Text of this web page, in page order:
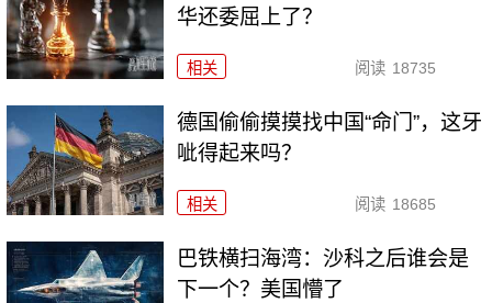
华还委屈上了？
相关 阅读 18735
德国偷偷摸摸找中国“命门”，这牙
呲得起来吗？
相关 阅读 18685
巴铁横扫海湾：沙科之后谁会是
下一个？美国懵了